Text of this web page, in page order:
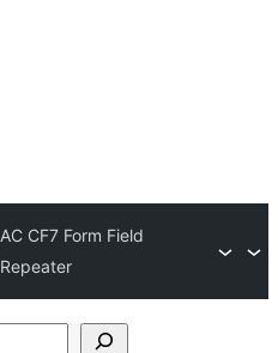
AC CF7 Form Field
Repeater